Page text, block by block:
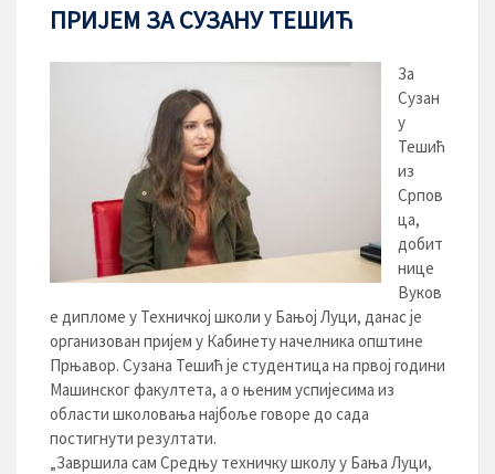
ПРИЈЕМ ЗА СУЗАНУ ТЕШИЋ
За
Сузан
у
Тешић
из
Српов
ца,
добит
нице
Вуков
е дипломе у Техничкој школи у Бањој Луци, данас је
организован пријем у Кабинету начелника општине
Прњавор. Сузана Тешић је студентица на првој години
Машинског факултета, а о њеним успијесима из
области школовања најбоље говоре до сада
постигнути резултати.
„Завршила сам Средњу техничку школу у Бања Луци,